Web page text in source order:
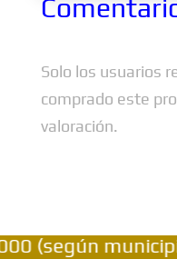
Solo los usuarios
comprado este
valoración.
(según